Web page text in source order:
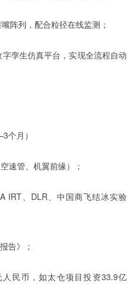
阵列，配合粒径在线监测；
孪生仿真平台，实现全流程自动
个月）
速管、机翼前缘）；
IRT、DLR、中国商飞结冰实验
告》；
民币，如太仓项目投资33.9亿